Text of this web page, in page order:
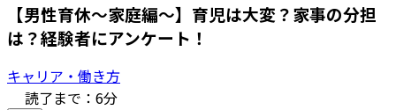
【男性育休～家庭編～】育児は大変？家事の分担
は？経験者にアンケート！
キャリア・働き方
読了まで： 6分